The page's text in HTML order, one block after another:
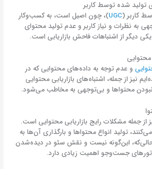
کاربر (UGC)، چون اصیل است، به کسب‌وکار
به نظرات و نیاز کاربر و عدم تولید محتوای
یکی دیگر از اشتباهات فاحش بازاریابی است.
و عدم توجه به داده‌های محتوایی که در
نیز از جمله، اشتباه‌های بازاریابی محتوایی
محتواها و بی‌توجهی به مخاطب می‌شود.
از جمله مشکلات رایج بازاریابی محتوایی است.
تولید انواع محتواها و بارگذاری آن‌ها به
این‌گونه نیست و نقش سئو در دیده‌شدن
جست‌وجو اهمیت زیادی دارد.